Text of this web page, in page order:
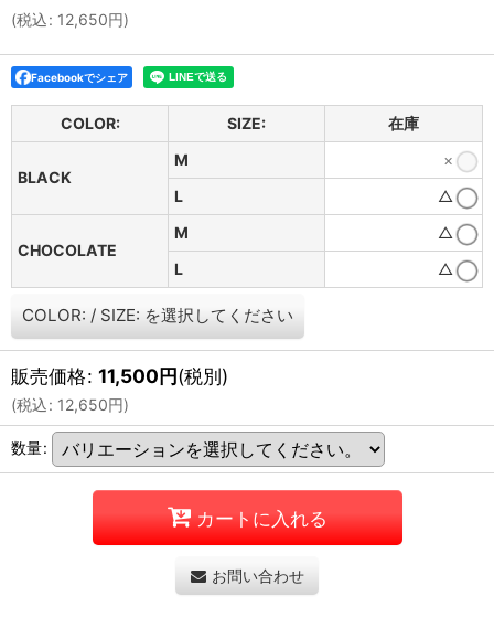
(税込: 12,650円)
Facebookでシェア
COLOR: SIZE: 在庫
BLACK
M
×
L
△
CHOCOLATE
M
△
L
△
COLOR: / SIZE: を選択してください
販売価格: 11,500円(税別)
(税込: 12,650円)
数量:
カートに入れる
お問い合わせ